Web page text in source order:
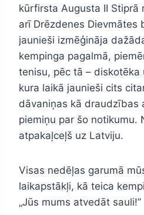
kūrfirsta Augusta II Stiprā
arī Drēzdenes Dievmātes
jaunieši izmēģināja
kempinga pagalmā,
tenisu, pēc tā – diskotēka
kura laikā jaunieši cits
dāvaniņas kā draudzības
piemiņu par šo notikumu.
atpakaļceļš uz Latviju.
Visas nedēļas garumā
laikapstākļi, kā teica
„Jūs mums atvedāt sauli!”